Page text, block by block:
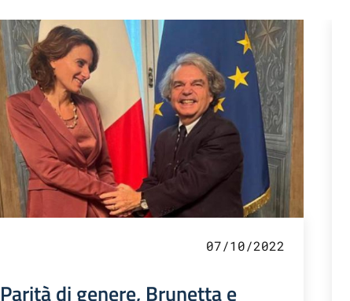
07/10/2022
Parità di genere, Brunetta e